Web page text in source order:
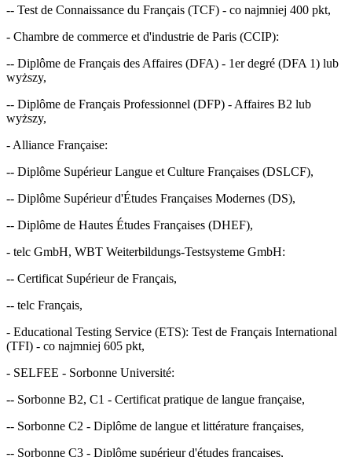
-- Test de Connaissance du Français (TCF) - co najmniej 400 pkt,
- Chambre de commerce et d'industrie de Paris (CCIP):
-- Diplôme de Français des Affaires (DFA) - 1er degré (DFA 1) lub
wyższy,
-- Diplôme de Français Professionnel (DFP) - Affaires B2 lub
wyższy,
- Alliance Française:
-- Diplôme Supérieur Langue et Culture Françaises (DSLCF),
-- Diplôme Supérieur d'Études Françaises Modernes (DS),
-- Diplôme de Hautes Études Françaises (DHEF),
- telc GmbH, WBT Weiterbildungs-Testsysteme GmbH:
-- Certificat Supérieur de Français,
-- telc Français,
- Educational Testing Service (ETS): Test de Français International
(TFI) - co najmniej 605 pkt,
- SELFEE - Sorbonne Université:
-- Sorbonne B2, C1 - Certificat pratique de langue française,
-- Sorbonne C2 - Diplôme de langue et littérature françaises,
-- Sorbonne C3 - Diplôme supérieur d'études françaises,